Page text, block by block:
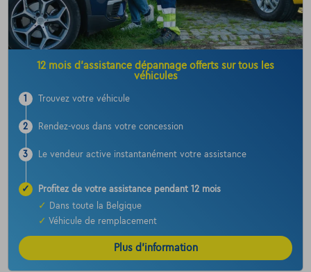
12 mois d’assistance dépannage offerts sur tous les
véhicules
1 Trouvez votre véhicule
2 Rendez-vous dans votre concession
3 Le vendeur active instantanément votre assistance
✓
Profitez de votre assistance pendant 12 mois
✓
Dans toute la Belgique
✓ Véhicule de remplacement
Plus d’information